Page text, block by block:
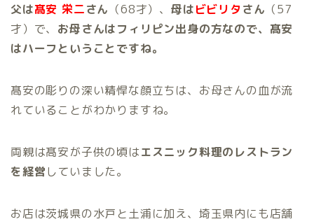
父は髙安 栄二さん （68才）、母はビビリタ さん （57
才）で、 お母さんはフィリピン出身の方なので、髙安
はハーフということですね。
髙安の彫りの深い精悍な顔立ちは、お母さんの血が流
れていることがわかりますね。
両親は髙安が子供の頃はエスニック料理のレストラン
を経営していました。
お店は茨城県の水戸と土浦に加え、埼玉県内にも店舗